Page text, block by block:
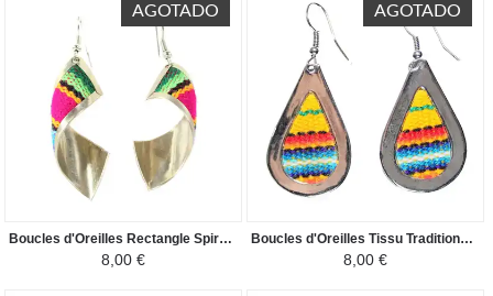
AGOTADO
Boucles d'Oreilles Rectangle Spirale - Tissu Traditionnel Péruvien - Multicolore
8,00 €
AGOTADO
Boucles d'Oreilles Tissu Traditionnel Péruvien - Goutte Jaune
8,00 €